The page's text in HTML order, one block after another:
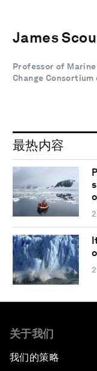
James
Professor of
Change
最热内容
关于我们
我们的策略